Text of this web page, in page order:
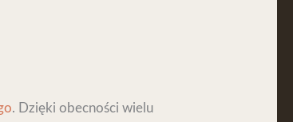
. Dzięki obecności wielu